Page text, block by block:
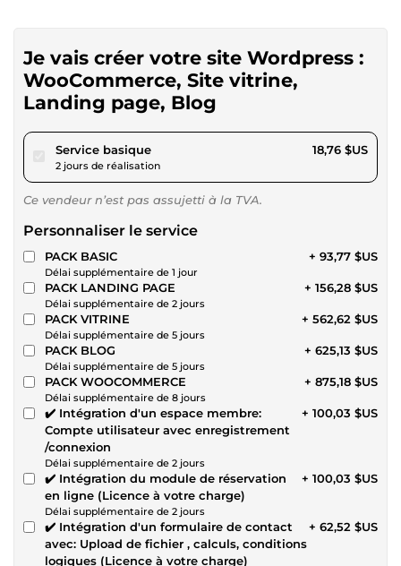
Je vais créer votre site Wordpress :
WooCommerce, Site vitrine,
Landing page, Blog
Service basiquepour 17,28 $US
2 jours de réalisation
18,76 $US
Ce vendeur n’est pas assujetti à la TVA.
Personnaliser le service
PACK BASIC
Délai supplémentaire de 1 jour
+ 93,77 $US
PACK LANDING PAGE
Délai supplémentaire de 2 jours
+ 156,28 $US
PACK VITRINE
Délai supplémentaire de 5 jours
+ 562,62 $US
PACK BLOG
Délai supplémentaire de 5 jours
+ 625,13 $US
PACK WOOCOMMERCE
Délai supplémentaire de 8 jours
+ 875,18 $US
✔️ Intégration d'un espace membre:
Compte utilisateur avec enregistrement
/connexion
Délai supplémentaire de 2 jours
+ 100,03 $US
✔️ Intégration du module de réservation
en ligne (Licence à votre charge)
Délai supplémentaire de 2 jours
+ 100,03 $US
✔️ Intégration d'un formulaire de contact
avec: Upload de fichier , calculs, conditions
logiques (Licence à votre charge)
+ 62,52 $US